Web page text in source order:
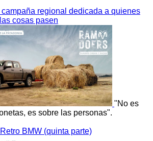
campaña regional dedicada a quienes
cosas pasen
"No es
es sobre las personas".
BMW (quinta parte)